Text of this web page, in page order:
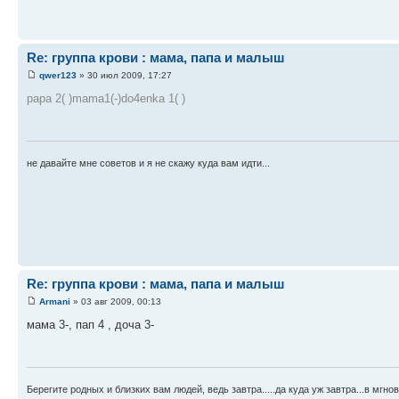
Re: группа крови : мама, папа и малыш
qwer123 » 30 июл 2009, 17:27
papa 2( )mama1(-)do4enka 1( )
не давайте мне советов и я не скажу куда вам идти...
Re: группа крови : мама, папа и малыш
Armani » 03 авг 2009, 00:13
мама 3-, пап 4 , доча 3-
Берегите родных и близких вам людей, ведь завтра.....да куда уж завтра...в